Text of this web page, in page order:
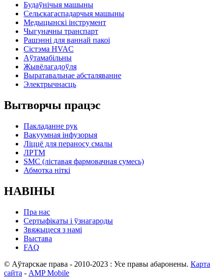
Будаўнічыя машыны
Сельскагаспадарчыя машыны
Медыцынскі інструмент
Чыгуначны транспарт
Рашэнні для ваннай пакоі
Сістэма HVAC
Аўтамабільны
Жывёлагадоўля
Выратавальнае абсталяванне
Электрычнасць
Вытворчы працэс
Пакладанне рук
Вакуумная інфузорыя
Ліццё для пераносу смалы
ЛРТМ
SMC (ліставая фармовачная сумесь)
Абмотка ніткі
НАВІНЫ
Пра нас
Сертыфікаты і ўзнагароды
Звяжыцеся з намі
Выстава
FAQ
© Аўтарскае права - 2010-2023 : Усе правы абаронены. Карта
сайта - AMP Mobile